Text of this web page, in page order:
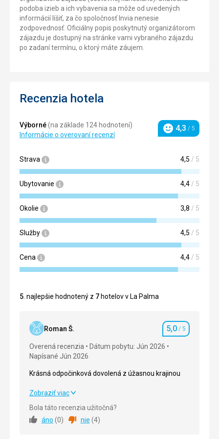
podoba izieb a ich vybavenia sa môže od uvedených
informácií líšiť, za čo spoločnosť Invia nenesie
zodpovednosť. Oficiálny popis poskytnutý organizátorom
zájazdu je dostupný na stránke vami vybraného zájazdu
po zadaní termínu, o ktorý máte záujem.
Recenzia hotela
Výborné(na základe 124 hodnotení)
Informácie o overovaní recenzí
Hodnotenie
4,3 / 5
Strava 4,5 / 5
Ubytovanie 4,4 / 5
Okolie 3,8 / 5
Služby 4,5 / 5
Cena 4,4 / 5
5 . najlepšie hodnotený z 7 hotelov v La Palma
Roman Š. Hodnotenie
5,0 / 5
Overená recenzia
Dátum pobytu: Jún 2026
Napísané Jún 2026
Krásná odpočinková dovolená z úžasnou krajinou
Krásná odpočinková dovolená z úžasnou krajinou
Strava
Zobraziť viac
Bola táto recenzia užitočná?
áno (0) nie (4)